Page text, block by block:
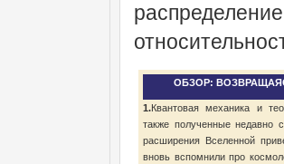
ОБЗОР:
1.Квантовая механика и
также полученные недавно
расширения Вселенной
вновь вспомнили про